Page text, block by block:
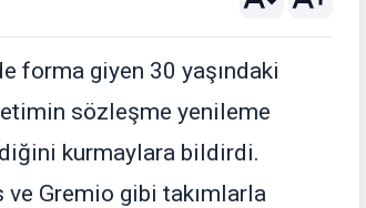
forma giyen 30 yaşındaki
sözleşme yenileme
kurmaylara bildirdi.
Gremio gibi takımlarla